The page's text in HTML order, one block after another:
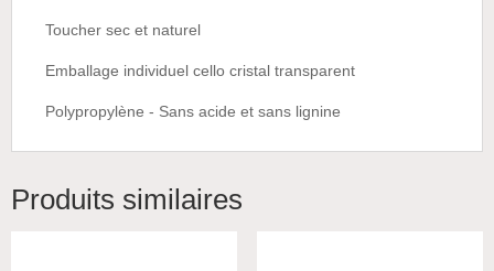
Toucher sec et naturel
Emballage individuel cello cristal transparent
Polypropylène - Sans acide et sans lignine
Produits similaires